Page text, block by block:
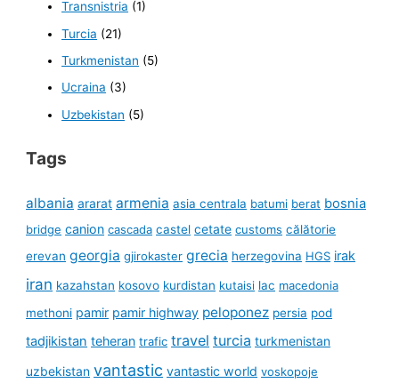
Transnistria (1)
Turcia (21)
Turkmenistan (5)
Ucraina (3)
Uzbekistan (5)
Tags
albania ararat armenia asia centrala batumi berat bosnia
bridge canion cascada castel cetate customs călătorie
erevan georgia gjirokaster grecia herzegovina HGS irak
iran kazahstan kosovo kurdistan kutaisi lac macedonia
methoni pamir pamir highway peloponez persia pod
tadjikistan teheran trafic travel turcia turkmenistan
uzbekistan vantastic vantastic world voskopoje